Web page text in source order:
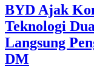
BYD Ajak
Teknologi
Langsung
DM